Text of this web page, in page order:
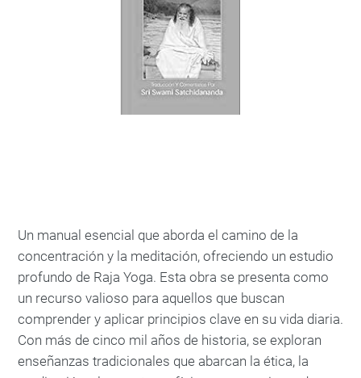
Un manual esencial que aborda el camino de la
concentración y la meditación, ofreciendo un estudio
profundo de Raja Yoga. Esta obra se presenta como
un recurso valioso para aquellos que buscan
comprender y aplicar principios clave en su vida diaria.
Con más de cinco mil años de historia, se exploran
enseñanzas tradicionales que abarcan la ética, la